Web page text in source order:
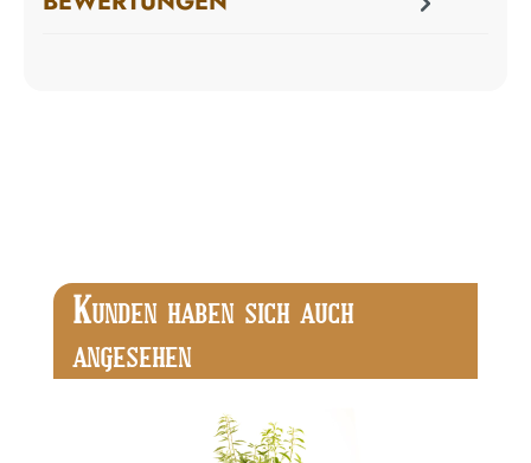
Produktgalerie überspringen
KUNDEN HABEN SICH AUCH
ANGESEHEN